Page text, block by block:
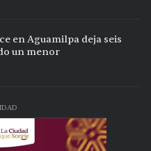
en Aguamilpa deja seis
un menor